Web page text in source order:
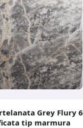
Flury 60 x 120 cm lucioasa
rectificata tip marmura